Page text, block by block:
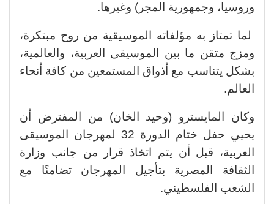
وروسيا، وجمهورية المجر) وغيرها.
لما تمتاز به مؤلفاته الموسيقية من روح مبتكرة،
ومزج متقن ما بين الموسيقى العربية، والعالمية،
بشكل يتناسب مع أذواق المستمعين من كافة أنحاء
العالم.
وكان المايسترو (وحيد الخان) من المفترض أن
يحيي حفل ختام الدورة 32 لمهرجان الموسيقى
العربية، قبل أن يتم اتخاذ قرار من جانب وزارة
الثقافة المصرية بتأجيل المهرجان تضامنًا مع
الشعب الفلسطيني.